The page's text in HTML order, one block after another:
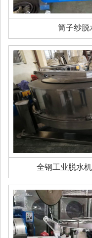
筒子纱脱
全钢工业脱水机